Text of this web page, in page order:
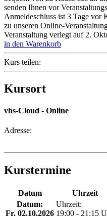
senden Ihnen vor
Anmeldeschluss ist 3 Tage vor
zu unseren Online-
Veranstaltung verlegt auf 2.
in den Warenkorb
Kurs teilen:
Kursort
vhs-Cloud - Online
Adresse:
Kurstermine
Datum Uhrzeit
Datum:
Fr. 02.10.2026
Uhrzeit:
19:00 - 21:15